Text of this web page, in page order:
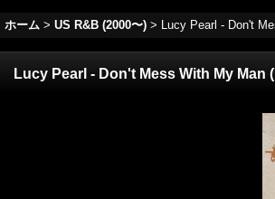
ホーム > US R&B (2000〜) > Lucy Pearl - Don't
Lucy Pearl - Don't Mess With My Man